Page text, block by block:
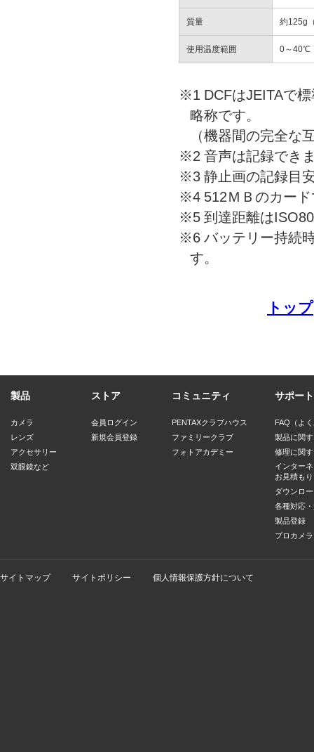
質量 約125g
使用温度範囲 0～40℃
※1 DCFはJEITAで
略称です。
（機器間の完全な
※2 音声は記録でき
※3 静止画の記録目
※4 512ＭＢのカー
※5 到達距離は
※6 バッテリー持続
す。
トップ
製品
カメラ
レンズ
アクセサリー
双眼鏡など
ストア
会員ログイン
新規会員登録
コミュニティ
PENTAXクラブハウス
ファミリークラブ
フォトアカデミー
サポート
FAQ（よ
製品に関
修理に関
インター
お見積もり
ダウンロ
各種対応
製品登録
プロカメ
サイトマップ サイトポリシー 個人情報保護方針について